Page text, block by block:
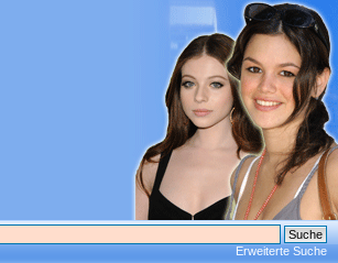
Erweiterte Suche